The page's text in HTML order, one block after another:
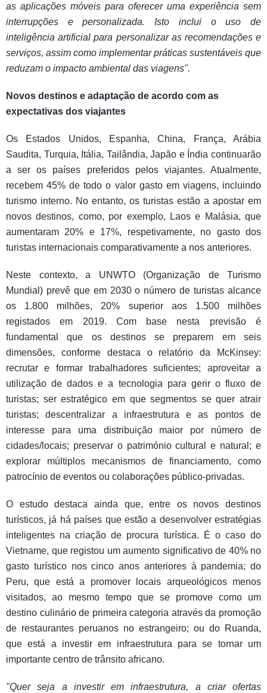
as aplicações móveis para oferecer uma experiência sem
interrupções e personalizada. Isto inclui o uso de
inteligência artificial para personalizar as recomendações e
serviços, assim como implementar práticas sustentáveis que
reduzam o impacto ambiental das viagens".
Novos destinos e adaptação de acordo com as
expectativas dos viajantes
Os Estados Unidos, Espanha, China, França, Arábia
Saudita, Turquia, Itália, Tailândia, Japão e Índia continuarão
a ser os países preferidos pelos viajantes. Atualmente,
recebem 45% de todo o valor gasto em viagens, incluindo
turismo interno. No entanto, os turistas estão a apostar em
novos destinos, como, por exemplo, Laos e Malásia, que
aumentaram 20% e 17%, respetivamente, no gasto dos
turistas internacionais comparativamente a nos anteriores.
Neste contexto, a UNWTO (Organização de Turismo
Mundial) prevê que em 2030 o número de turistas alcance
os 1.800 milhões, 20% superior aos 1.500 milhões
registados em 2019. Com base nesta previsão é
fundamental que os destinos se preparem em seis
dimensões, conforme destaca o relatório da McKinsey:
recrutar e formar trabalhadores suficientes; aproveitar a
utilização de dados e a tecnologia para gerir o fluxo de
turistas; ser estratégico em que segmentos se quer atrair
turistas; descentralizar a infraestrutura e as pontos de
interesse para uma distribuição maior por número de
cidades/locais; preservar o património cultural e natural; e
explorar múltiplos mecanismos de financiamento, como
patrocínio de eventos ou colaborações público-privadas.
O estudo destaca ainda que, entre os novos destinos
turísticos, já há países que estão a desenvolver estratégias
inteligentes na criação de procura turística. É o caso do
Vietname, que registou um aumento significativo de 40% no
gasto turístico nos cinco anos anteriores à pandemia; do
Peru, que está a promover locais arqueológicos menos
visitados, ao mesmo tempo que se promove como um
destino culinário de primeira categoria através da promoção
de restaurantes peruanos no estrangeiro; ou do Ruanda,
que está a investir em infraestrutura para se tornar um
importante centro de trânsito africano.
"Quer seja a investir em infraestrutura, a criar ofertas